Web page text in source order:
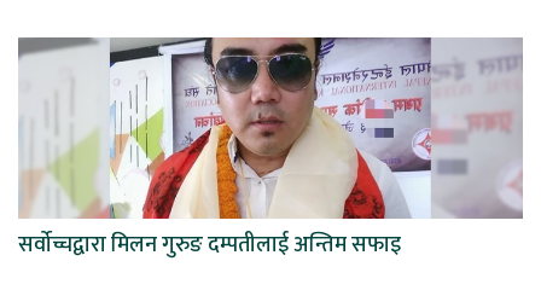
सर्वोच्चद्वारा मिलन गुरुङ दम्पतीलाई अन्तिम सफाइ